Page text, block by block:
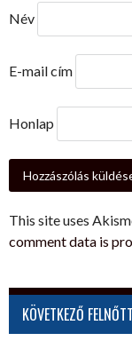
Név
E-mail cím
Honlap
This site uses
comment data is
KÖVETKEZŐ